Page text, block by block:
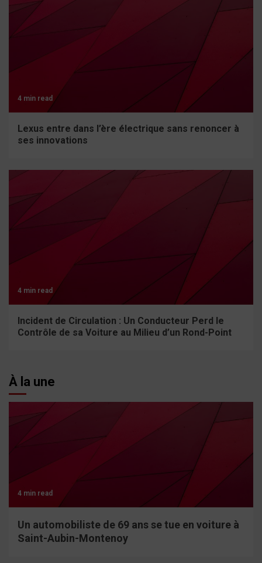
4 min read
Lexus entre dans l’ère électrique sans renoncer à
ses innovations
4 min read
Incident de Circulation : Un Conducteur Perd le
Contrôle de sa Voiture au Milieu d’un Rond-Point
À la une
4 min read
Un automobiliste de 69 ans se tue en voiture à
Saint-Aubin-Montenoy